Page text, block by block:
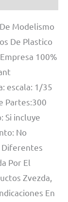
Modelismo
De Plastico
100%
escala: 1/35
Partes:300
Si incluye
No
Diferentes
Por El
Zvezda,
En